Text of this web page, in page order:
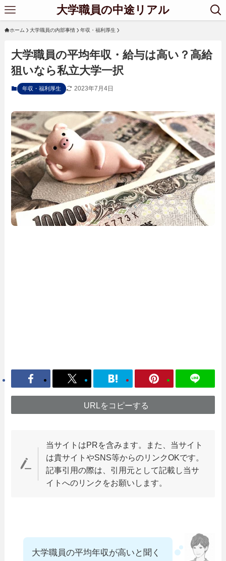
大学職員の中途リアル
ホーム 大学職員の内部事情 年収・福利厚生
大学職員の平均年収・給与は高い？高給
狙いなら私立大学一択
年収・福利厚生 2023年7月4日
URLをコピーする
当サイトはPRを含みます。また、当サイト
は貴サイトやSNS等からのリンクOKです。
記事引用の際は、引用元として記載し当サ
イトへのリンクをお願いします。
大学職員の平均年収が高いと聞く